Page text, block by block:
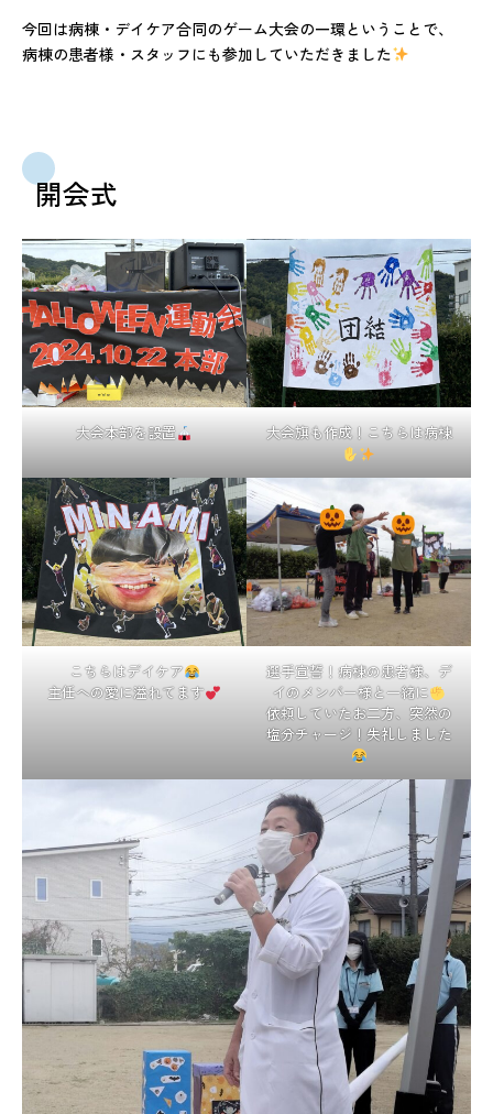
今回は病棟・デイケア合同のゲーム大会の一環ということで、
病棟の患者様・スタッフにも参加していただきました
開会式
大会本部を設置 大会旗も作成！こちらは病棟
こちらはデイケア
主任への愛に溢れてます
選手宣誓！病棟の患者様、デ
イのメンバー様と一緒に
依頼していたお二方、突然の
塩分チャージ！失礼しました